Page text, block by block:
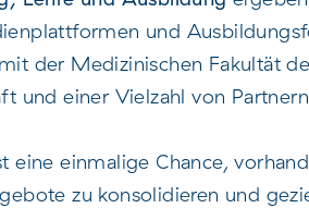
und
der Medizinischen Fakultät
und einer Vielzahl von
eine einmalige Chance,
zu konsolidieren und